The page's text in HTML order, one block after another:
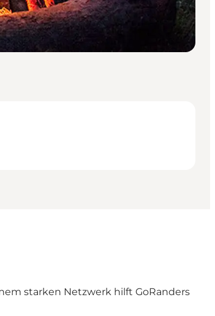
starken Netzwerk hilft GoRanders